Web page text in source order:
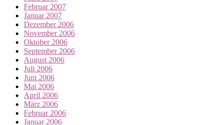
Februar 2007
Januar 2007
Dezember 2006
November 2006
Oktober 2006
September 2006
August 2006
Juli 2006
Juni 2006
Mai 2006
April 2006
März 2006
Februar 2006
Januar 2006